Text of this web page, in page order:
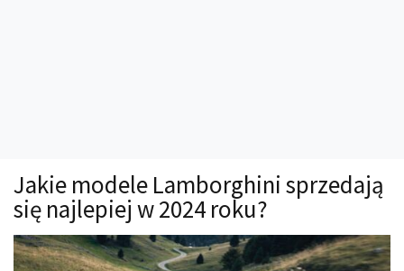
Technika jazdy
Oświetlenie
Kalkulatory
Jakie modele Lamborghini sprzedają
się najlepiej w 2024 roku?